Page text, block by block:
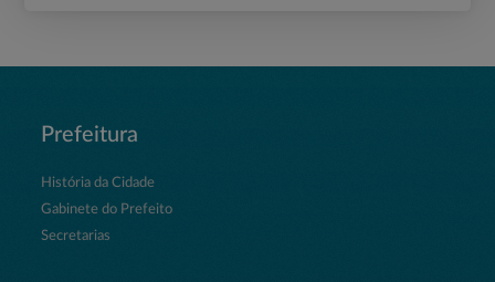
Prefeitura
História da Cidade
Gabinete do Prefeito
Secretarias